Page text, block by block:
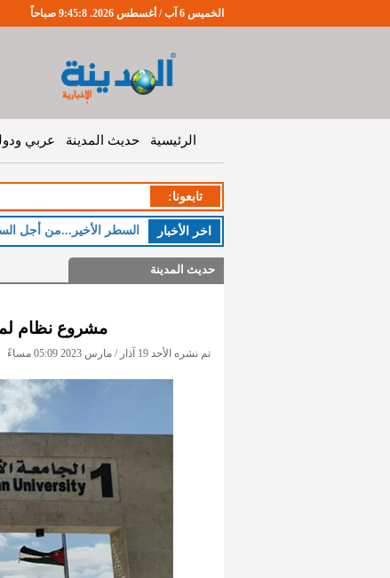
الخميس 6 آب / أغسطس 2026. 9:45:8 صباحاً
الرئيسية حديث المدينة عربي
تابعونا:
اخر اﻷخبار السطر الأخير...من أجل
حديث المدينة
مشروع نظام
تم نشره الأحد 19 آذار / مارس 2023 05:09 مساءً